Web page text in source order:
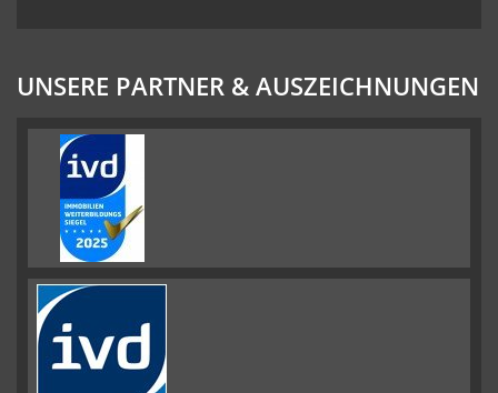
UNSERE PARTNER & AUSZEICHNUNGEN